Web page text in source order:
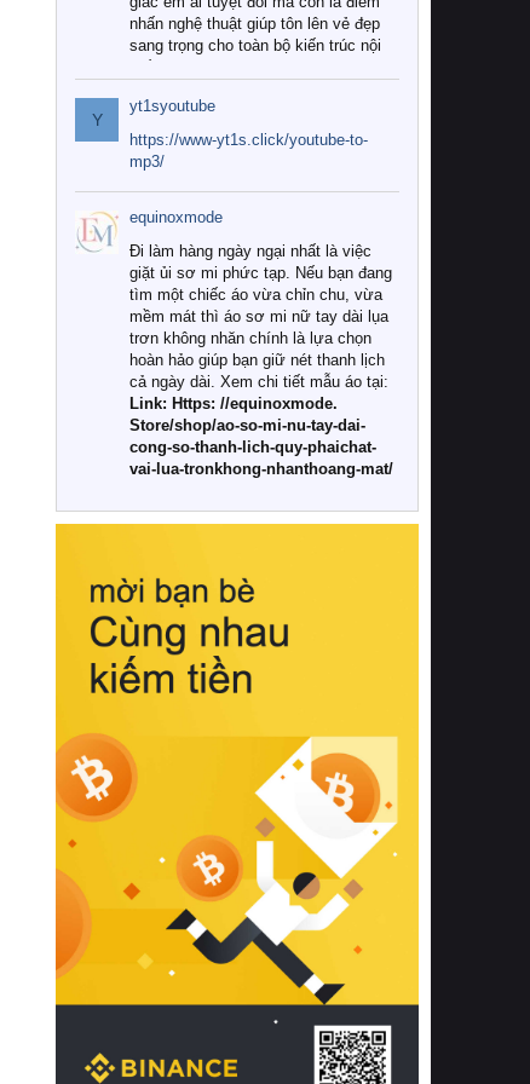
nhấn nghệ thuật giúp tôn lên vẻ đẹp
sang trọng cho toàn bộ kiến trúc nội
Tuy nhiên, giữa thị trường đa dạng
với vô vàn thương hiệu và mẫu mã
như hiện nay, làm thế nào để chọn
được những bộ chăn ga gối đệm cao
cấp thực sự chất lượng, phù hợp với
khí hậu và nhu cầu sử dụng của gia
đình? Hãy cùng chúng tôi đi tìm lời
giải đáp chi tiết qua bài viết dưới đây.
1. Tại sao các gia đình hiện đại lại ưa
chuộng chăn ga gối đệm cao cấp?
Khác với các dòng sản phẩm thông
thường, những bộ chăn ga gối đệm
cao cấp trải qua quy trình sản xuất
nghiêm ngặt từ khâu chọn lọc nguyên
liệu tự nhiên đến công nghệ dệt
nhuộm hiện đại không chứa hóa chất
này, bạn sẽ cảm nhận rõ rệt sự khác
hồi chuẩn xác của phần đệm nâng đỡ
cột sống.
Bên cạnh đó, việc lựa chọn các dòng
sản phẩm đạt chuẩn chất lượng quốc
tế còn giúp ngăn ngừa tình trạng kích
khuẩn và nấm mốc trong điều kiện
thời tiết nóng ẩm. Bạn có thể tìm hiểu
thêm các nghiên cứu khoa học về tác
động của giấc ngủ và môi trường
phòng ngủ đối với sức khỏe con
người tại Sleep Foundation (External
Link) để có cái nhìn toàn diện hơn.
2. Các tiêu chí vàng khi lựa chọn
chăn ga gối đệm cao cấp cho phòng
ngủ
Để sở hữu một bộ chăn ga gối đệm
cao cấp hoàn hảo cả về thẩm mỹ lẫn
công năng, người tiêu dùng cần cân
nhắc kỹ lưỡng các tiêu chí quan trọng
Y
yt1syoutube
https://www-yt1s.click/youtube-to-
mp3/
equinoxmode
Đi làm hàng ngày ngại nhất là việc
giặt ủi sơ mi phức tạp. Nếu bạn đang
tìm một chiếc áo vừa chỉn chu, vừa
mềm mát thì áo sơ mi nữ tay dài lụa
trơn không nhăn chính là lựa chọn
hoàn hảo giúp bạn giữ nét thanh lịch
cả ngày dài. Xem chi tiết mẫu áo tại:
Link: Https: //equinoxmode.
Store/shop/ao-so-mi-nu-tay-dai-
cong-so-thanh-lich-quy-phaichat-
vai-lua-tronkhong-nhanthoang-mat/